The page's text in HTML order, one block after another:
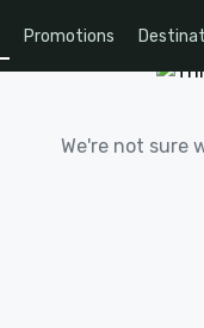
Promotions
We're not sure